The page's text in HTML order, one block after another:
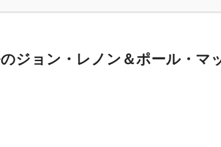
ジョン・レノン＆ポール・マ